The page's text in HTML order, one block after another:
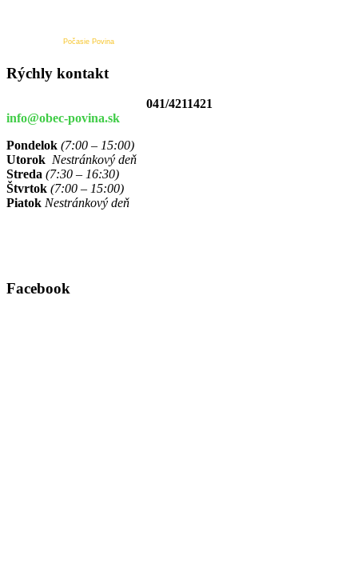
Počasie Povina
Rýchly kontakt
041/4211421
info@obec-povina.sk
Pondelok (7:00 – 15:00)
Utorok Nestránkový deň
Streda (7:30 – 16:30)
Štvrtok (7:00 – 15:00)
Piatok Nestránkový deň
Facebook